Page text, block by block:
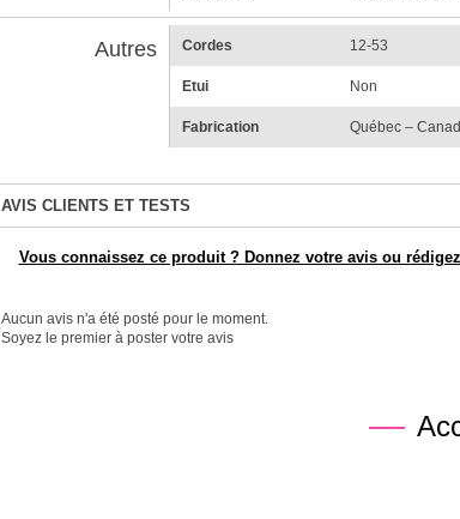
Autres Cordes 12-53
Etui Non
Fabrication Québec –
AVIS CLIENTS ET TESTS
Vous connaissez ce produit ? Donnez votre avis ou
Aucun avis n'a été posté pour le moment.
Soyez le premier à poster votre avis